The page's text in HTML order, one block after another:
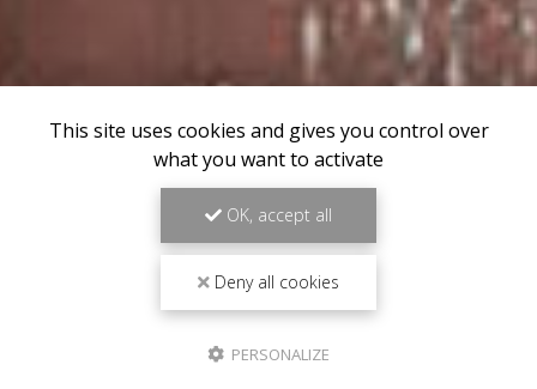
This site uses cookies and gives you control over
what you want to activate
OK, accept all
Deny all cookies
PERSONALIZE